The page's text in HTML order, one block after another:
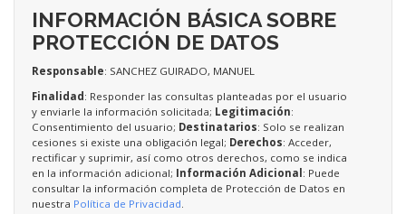
INFORMACIÓN BÁSICA SOBRE
PROTECCIÓN DE DATOS
Responsable: SANCHEZ GUIRADO, MANUEL
Finalidad: Responder las consultas planteadas por el usuario
y enviarle la información solicitada; Legitimación:
Consentimiento del usuario; Destinatarios: Solo se realizan
cesiones si existe una obligación legal; Derechos: Acceder,
rectificar y suprimir, así como otros derechos, como se indica
en la información adicional; Información Adicional: Puede
consultar la información completa de Protección de Datos en
nuestra Política de Privacidad